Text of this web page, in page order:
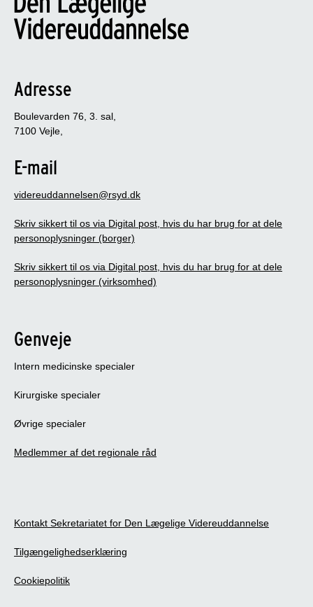
Adresse
Boulevarden 76, 3. sal,
7100 Vejle,
E-mail
videreuddannelsen@rsyd.dk
Skriv sikkert til os via Digital post, hvis du har brug for at dele
personoplysninger (borger)
Skriv sikkert til os via Digital post, hvis du har brug for at dele
personoplysninger (virksomhed)
Genveje
Intern medicinske specialer
Kirurgiske specialer
Øvrige specialer
Medlemmer af det regionale råd
Kontakt Sekretariatet for Den Lægelige Videreuddannelse
Tilgængelighedserklæring
Cookiepolitik